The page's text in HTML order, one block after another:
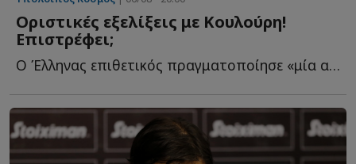
Οριστικές εξελίξεις με Κουλούρη!
Επιστρέφει;
O Έλληνας επιθετικός πραγματοποίησε «μία από τις πιο ε...